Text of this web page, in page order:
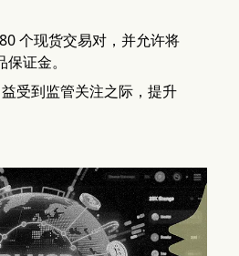
个现货交易对，并允许将
证金。
受到监管关注之际，提升